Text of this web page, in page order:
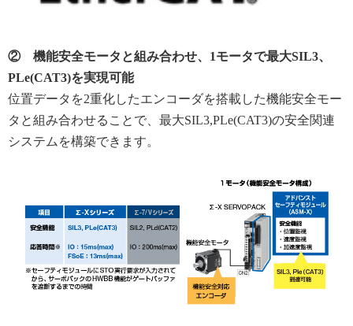
② 機能安全モータと組み合わせ、1モータで最大SIL3、
PLe(CAT3)を実現可能
位置データを2重化したエンコーダを搭載した機能安全モー
タと組み合わせることで、最大SIL3,PLe(CAT3)の安全関連
システムを構築できます。